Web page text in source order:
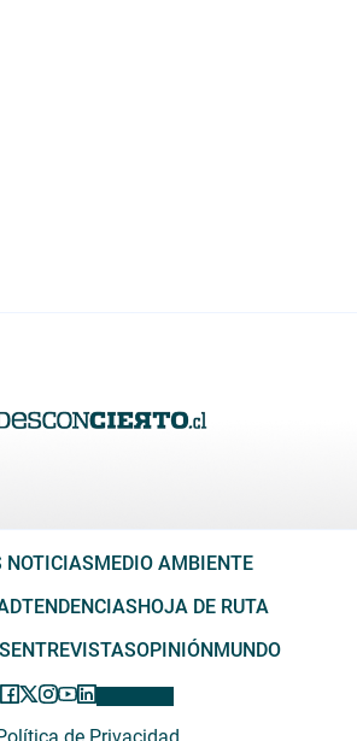
NOTICIASMEDIO AMBIENTE
TENDENCIASHOJA DE RUTA
ENTREVISTASOPINIÓNMUNDO
de Privacidad